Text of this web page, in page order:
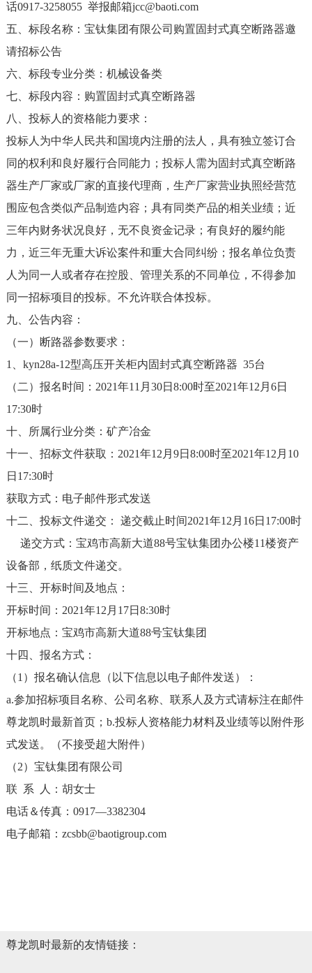
话0917-3258055 举报邮箱jcc@baoti.com
五、标段名称：宝钛集团有限公司购置固封式真空断路器邀
请招标公告
六、标段专业分类：机械设备类
七、标段内容：购置固封式真空断路器
八、投标人的资格能力要求：
投标人为中华人民共和国境内注册的法人，具有独立签订合
同的权利和良好履行合同能力；投标人需为固封式真空断路
器生产厂家或厂家的直接代理商，生产厂家营业执照经营范
围应包含类似产品制造内容；具有同类产品的相关业绩；近
三年内财务状况良好，无不良资金记录；有良好的履约能
力，近三年无重大诉讼案件和重大合同纠纷；报名单位负责
人为同一人或者存在控股、管理关系的不同单位，不得参加
同一招标项目的投标。不允许联合体投标。
九、公告内容：
（一）断路器参数要求：
1、kyn28a-12型高压开关柜内固封式真空断路器 35台
（二）报名时间：2021年11月30日8:00时至2021年12月6日
17:30时
十、所属行业分类：矿产冶金
十一、招标文件获取：2021年12月9日8:00时至2021年12月10
日17:30时
获取方式：电子邮件形式发送
十二、投标文件递交： 递交截止时间2021年12月16日17:00时
递交方式：宝鸡市高新大道88号宝钛集团办公楼11楼资产
设备部，纸质文件递交。
十三、开标时间及地点：
开标时间：2021年12月17日8:30时
开标地点：宝鸡市高新大道88号宝钛集团
十四、报名方式：
（1）报名确认信息（以下信息以电子邮件发送）：
a.参加招标项目名称、公司名称、联系人及方式请标注在邮件
尊龙凯时最新首页；b.投标人资格能力材料及业绩等以附件形
式发送。（不接受超大附件）
（2）宝钛集团有限公司
联 系 人：胡女士
电话＆传真：0917—3382304
电子邮箱： zcsbb@baotigroup.com
尊龙凯时最新的友情链接：